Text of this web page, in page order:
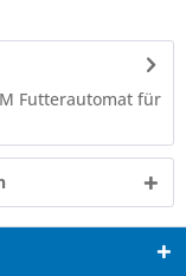
Futterautomat für